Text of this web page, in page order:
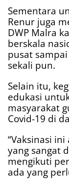
Sementara
Renur juga
DWP Malra
berskala
pusat
sekali pun.
Selain itu,
edukasi
masyarakat
Covid-19 di
“Vaksinasi
yang sangat
mengikuti
ada yang